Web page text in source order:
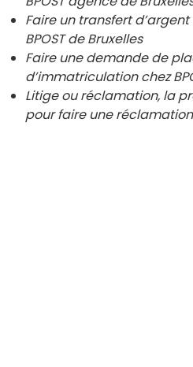
Faire un transfert
BPOST deBruxelles
Faire une demande de
d’immatriculation chez
Litige ou réclamation, la
pour faire une réclamation